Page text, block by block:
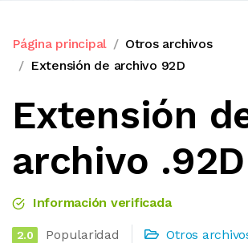
Página principal
Otros archivos
Extensión de archivo 92D
Extensión
archivo .92D
Información verificada
2.0 Popularidad Otros